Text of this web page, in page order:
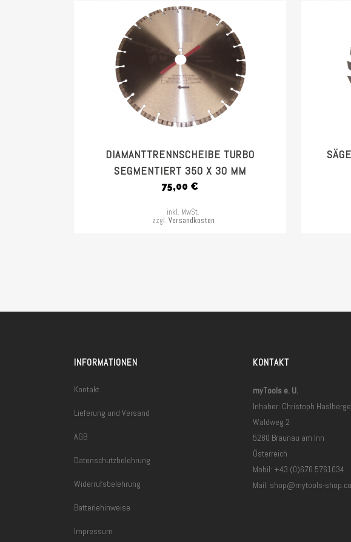
DIAMANTTRENNSCHEIBE TURBO
SEGMENTIERT 350 X 30 MM
75,00 €
inkl. MwSt.
zzgl. Versandkosten
INFORMATIONEN
Kontakt
Lieferung und Versand
AGB
Datenschutzbelehrung
Widerrufsbelehrung
Batteriehinweise
Impressum
KONTAKT
myTools e. U.
Inhaber: Christoph
Waldweg 2
5280 Braunau am Inn
Österreich
Mobil: +43 (0)676 5761034
Mail: shop@mytools-